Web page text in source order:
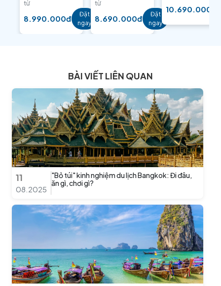
từ
8.990.000đ
Đặt
ngay
từ
8.690.000đ
Đặt
ngay
10.690.000đ
BÀI VIẾT LIÊN QUAN
11
08.2025
"Bỏ túi" kinh nghiệm du lịch Bangkok: Đi đâu,
ăn gì, chơi gì?